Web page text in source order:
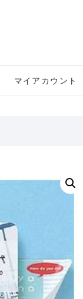
マイアカウント